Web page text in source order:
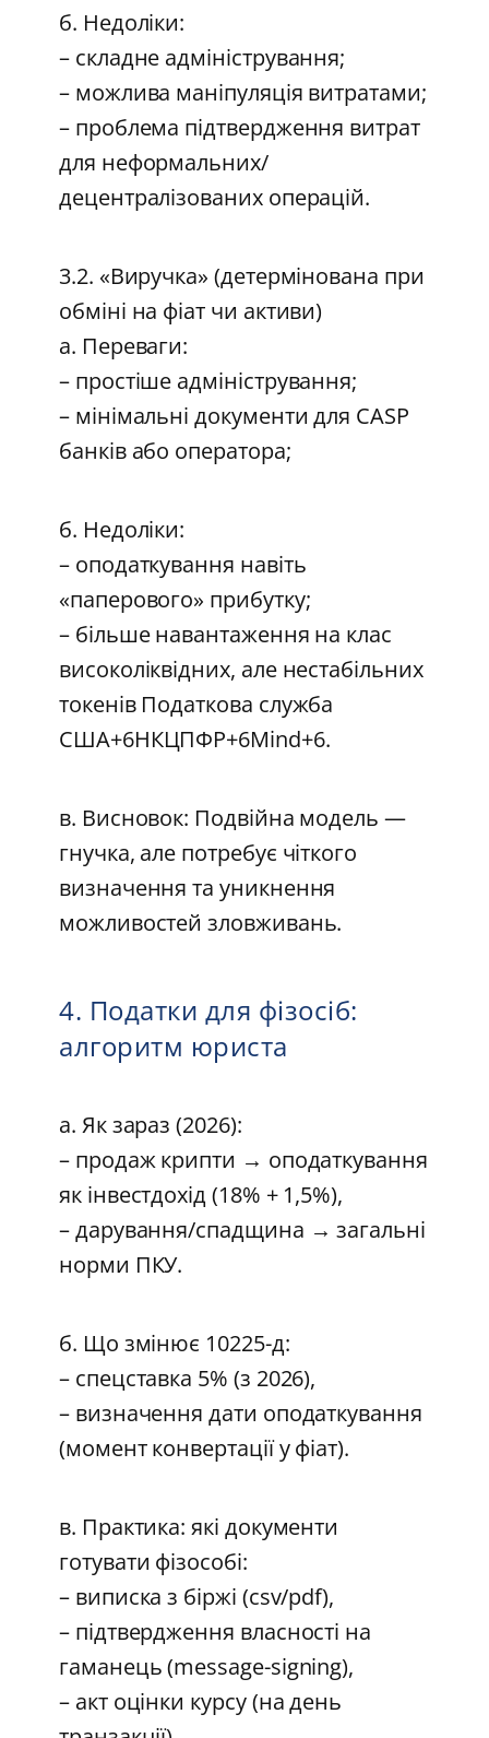
б. Недоліки:
– складне адміністрування;
– можлива маніпуляція витратами;
– проблема підтвердження витрат
для неформальних/
децентралізованих операцій.
3.2. «Виручка» (детермінована при
обміні на фіат чи активи)
а. Переваги:
– простіше адміністрування;
– мінімальні документи для CASP
банкiв або оператора;
б. Недоліки:
– оподаткування навіть
«паперового» прибутку;
– більше навантаження на клас
високоліквідних, але нестабільних
токенів Податкова служба
США+6НКЦПФР+6Mind+6.
в. Висновок: Подвійна модель —
гнучка, але потребує чіткого
визначення та уникнення
можливостей зловживань.
4. Податки для фізосіб:
алгоритм юриста
а. Як зараз (2026):
– продаж крипти → оподаткування
як інвестдохід (18% + 1,5%),
– дарування/спадщина → загальні
норми ПКУ.
б. Що змінює 10225-д:
– спецставка 5% (з 2026),
– визначення дати оподаткування
(момент конвертації у фіат).
в. Практика: які документи
готувати фізособі:
– виписка з біржі (csv/pdf),
– підтвердження власності на
гаманець (message-signing),
– акт оцінки курсу (на день